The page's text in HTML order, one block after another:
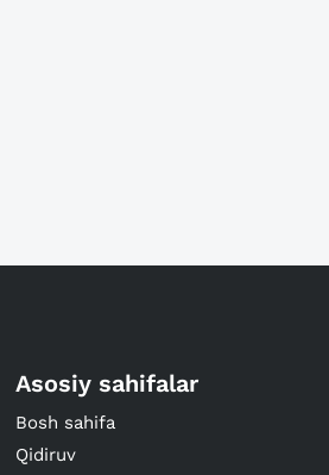
Asosiy sahifalar
Bosh sahifa
Qidiruv